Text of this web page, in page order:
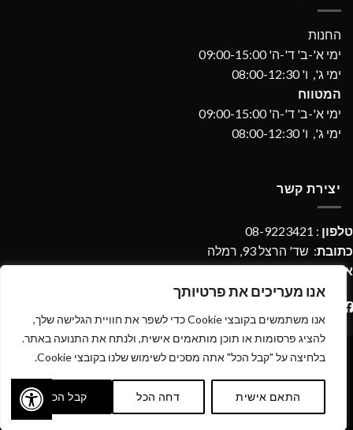
אנו מעריכים את פרטיותך
אנו משתמשים בקובצי Cookie כדי לשפר את חוויית הגלישה שלך,
להציג פרסומות או תוכן מותאמים אישית, ולנתח את התנועה באתר.
בלחיצה על "קבל הכל" אתה מסכים לשימוש שלנו בקובצי Cookie.
התאם אישית דחה הכל קבל הכל
החנות
ימי א'-ב' ד'-ה' 09:00-15:00
ימי ג', ו' 08:00-12:30
המטווח
ימי א'-ב' ד'-ה' 09:00-15:00
ימי ג', ו' 08:00-12:30
יצירת קשר
טלפון : 08-9223421
כתובת: שד' הרצל 93, רמלה
אימייל
כל הזכויות שמורות 2026 © אימפריאל נשק ותחמושת| מנוהל על ידי
WEmanage - ניהול אתרים